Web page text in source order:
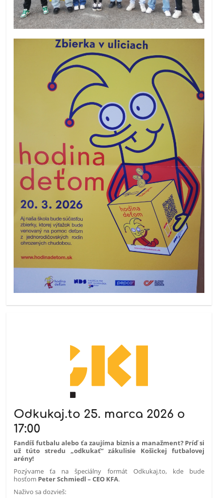
Odkukaj.to 25. marca 2026 o
17:00
Fandíš futbalu alebo ťa zaujíma biznis a manažment? Príď si
už túto stredu „odkukať“ zákulisie Košickej futbalovej
arény!
Pozývame ťa na špeciálny formát Odkukaj.to, kde bude
hosťom Peter Schmiedl – CEO KFA.
Naživo sa dozvieš: